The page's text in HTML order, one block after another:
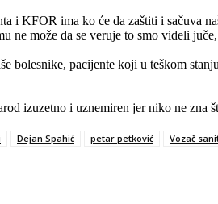
i KFOR ima ko će da zaštiti i sačuva
ne može da se veruje to smo videli
bolesnike, pacijente koji u teškom
izuzetno i uznemiren jer niko ne
Dejan Spahić petar petković Vozač